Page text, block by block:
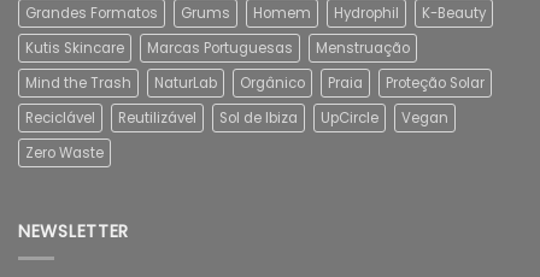
Grandes Formatos
Grums Homem Hydrophil
K-Beauty
Kutis Skincare
Marcas Portuguesas
Menstruação
Mind the Trash
NaturLab Orgânico Praia
Proteção Solar
Reciclável
Reutilizável Sol de Ibiza UpCircle
Vegan
Zero Waste
NEWSLETTER